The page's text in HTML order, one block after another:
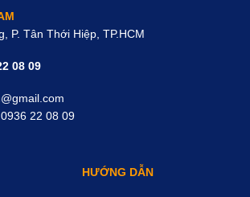
P. Tân Thới Hiệp, TP.HCM
08 09
22 08 09
HƯỚNG DẪN